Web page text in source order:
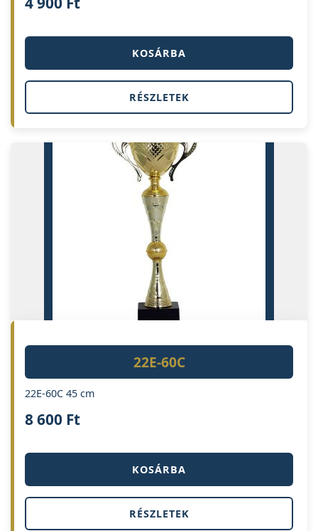
KOSÁRBA
RÉSZLETEK
22E-60C
22E-60C 45 cm
8 600 Ft
KOSÁRBA
RÉSZLETEK